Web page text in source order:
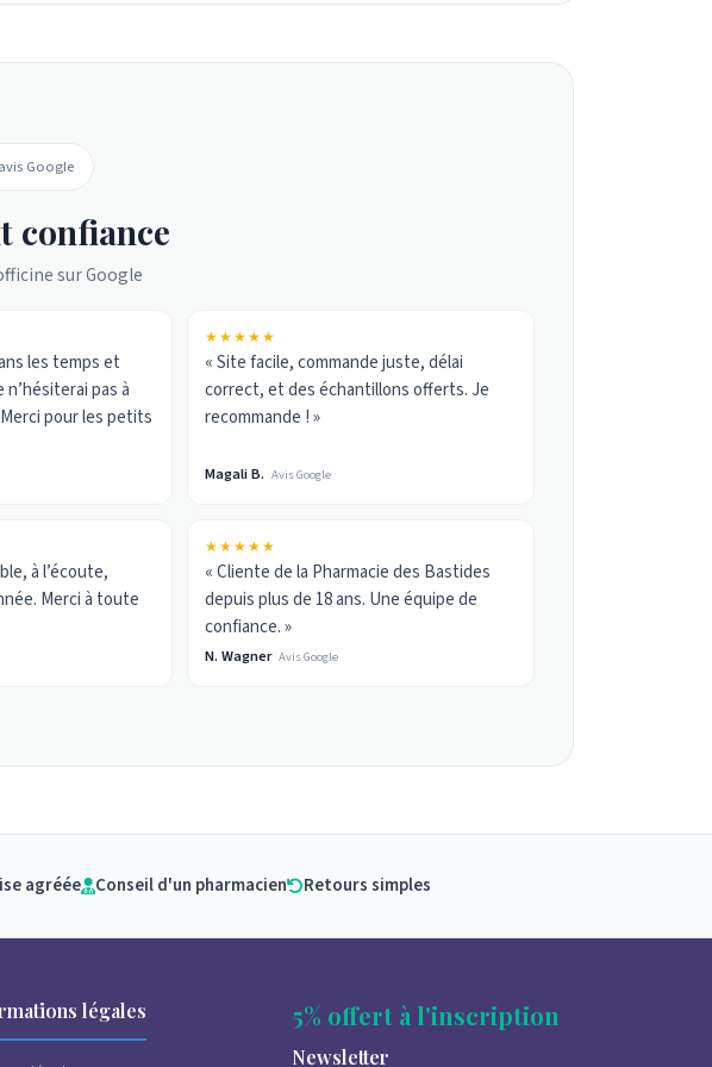
Google
confiance
sur Google
les temps et
pas à
pour les petits
★★★★★
« Site facile, commande juste, délai
correct, et des échantillons offerts. Je
recommande ! »
Magali B. Avis Google
à l’écoute,
Merci à toute
★★★★★
« Cliente de la Pharmacie des Bastides
depuis plus de 18 ans. Une équipe de
confiance. »
N. Wagner Avis Google
agréée Conseil d'un pharmacien Retours simples
légales 5% offert à l'inscription
Newsletter